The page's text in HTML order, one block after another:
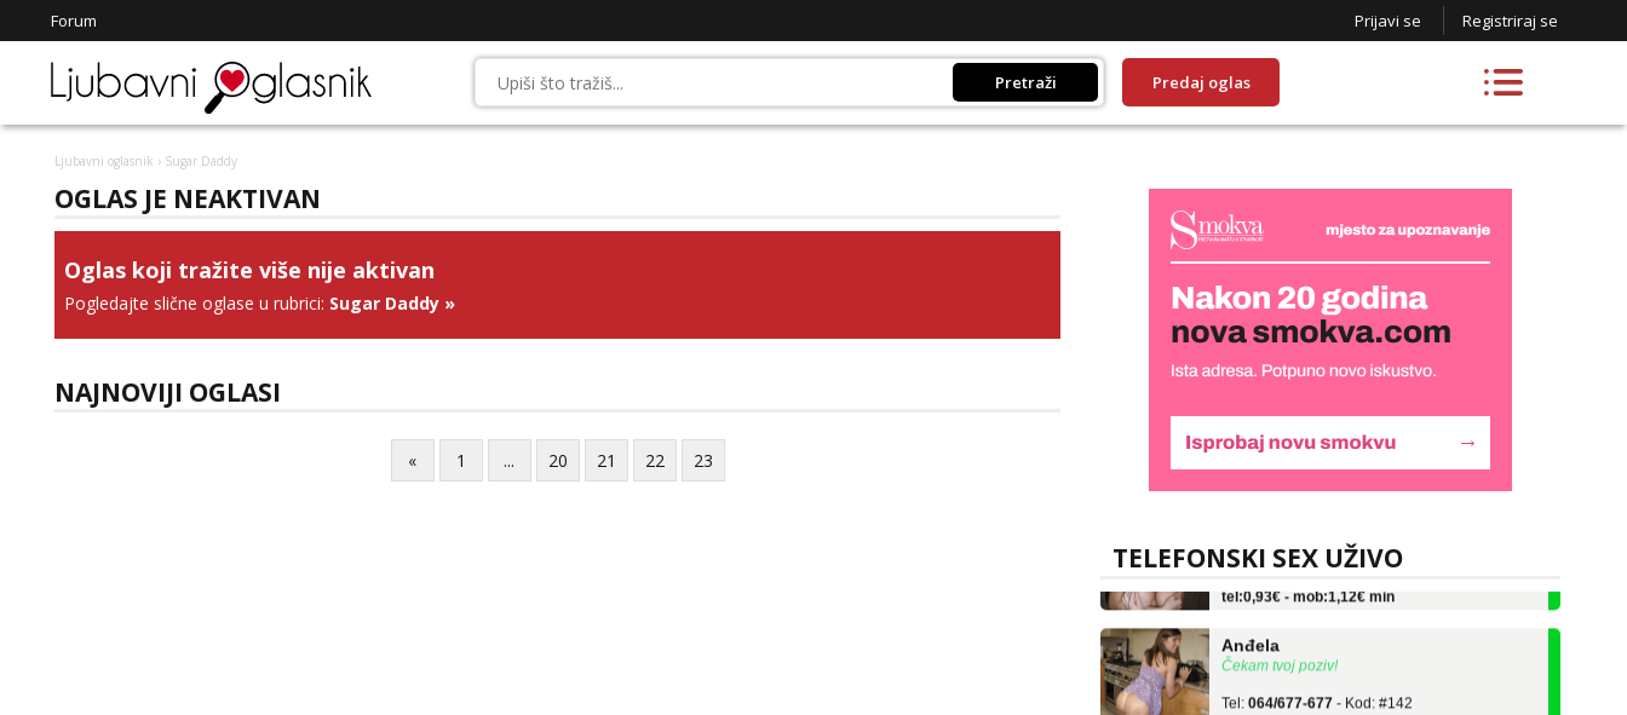
Forum Prijavi se Registriraj se
Pretraži Predaj oglas
Ljubavni oglasnik › Sugar Daddy
OGLAS JE NEAKTIVAN
Oglas koji tražite više nije aktivan
Pogledajte slične oglase u rubrici: Sugar Daddy »
NAJNOVIJI OGLASI
« 1 ... 20 21 22 23
TELEFONSKI SEX UŽIVO
Alisa
Tel:064/677-677 - Kod: #106
Čekam tvoj poziv!
tel:0,93€ - mob:1,12€ min